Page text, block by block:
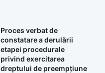
Proces verbat de
constatare a derulării
etapei procedurale
privind exercitarea
dreptului de preempțiune